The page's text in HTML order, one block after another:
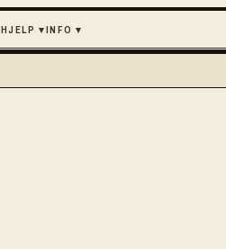
HJELP ▾INFO ▾